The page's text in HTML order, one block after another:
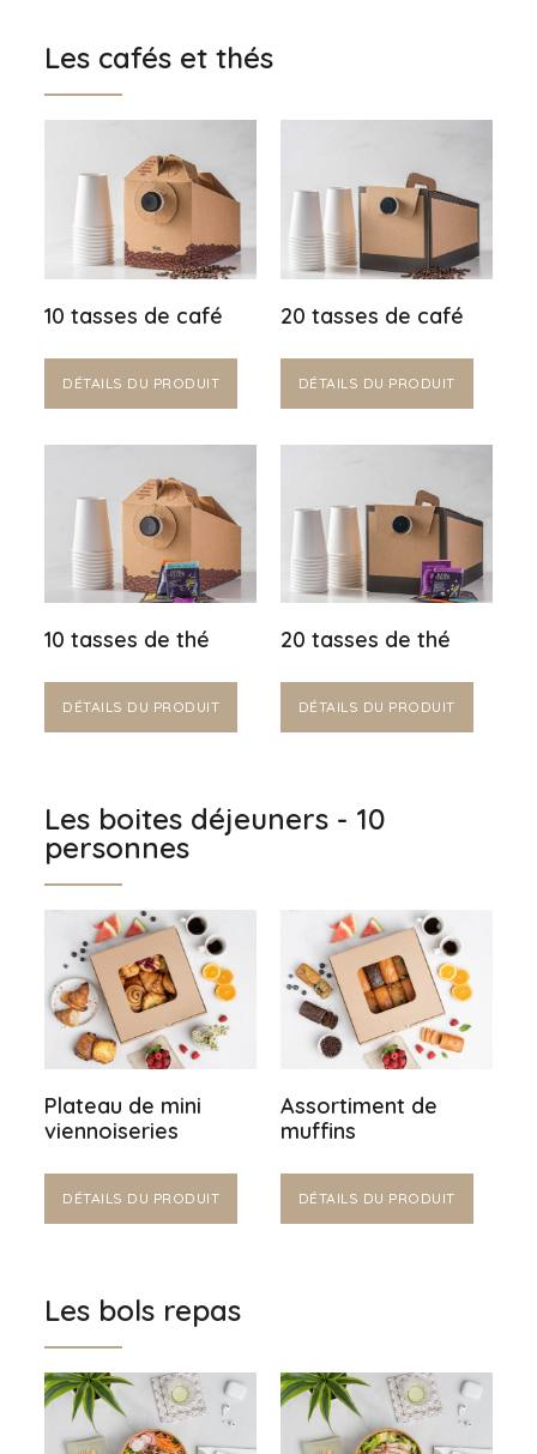
Les cafés et thés
10 tasses de café
DÉTAILS DU PRODUIT
20 tasses de café
DÉTAILS DU PRODUIT
10 tasses de thé
DÉTAILS DU PRODUIT
20 tasses de thé
DÉTAILS DU PRODUIT
Les boites déjeuners - 10
personnes
Plateau de mini
viennoiseries
DÉTAILS DU PRODUIT
Assortiment de
muffins
DÉTAILS DU PRODUIT
Les bols repas